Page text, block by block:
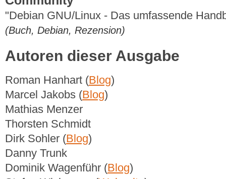
"Debian GNU/Linux - Das umfassende
(Buch, Debian, Rezension)
Autoren dieser Ausgabe
Roman Hanhart (Blog)
Marcel Jakobs (Blog)
Mathias Menzer
Thorsten Schmidt
Dirk Sohler (Blog)
Danny Trunk
Dominik Wagenführ (Blog)